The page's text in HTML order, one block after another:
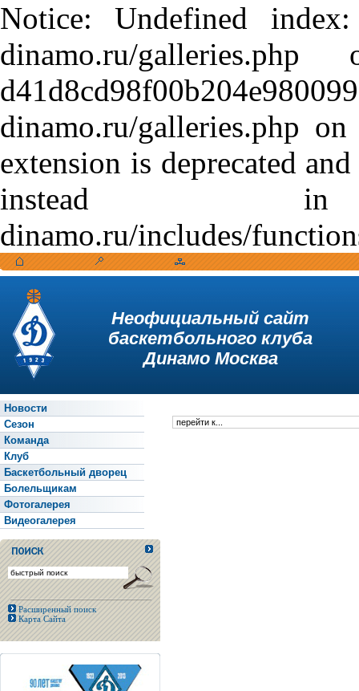
Notice: Undefined
dinamo.ru/
dinamo.ru/galleries.php
extension is deprecated
instead in /var/
dinamo.ru/includes/
Неофициальный сайт
баскетбольного клуба
Динамо Москва
Новости
Сезон
Команда
Клуб
Баскетбольный дворец
Болельщикам
Фотогалерея
Видеогалерея
Расширенный поиск
Карта Сайта